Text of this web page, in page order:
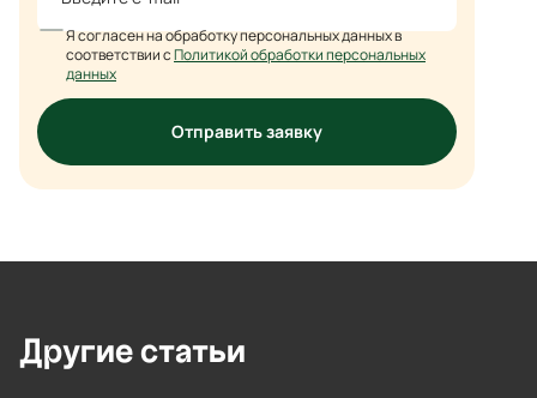
Я согласен на обработку персональных данных в
соответствии сПолитикой обработки персональных
данных
Отправить заявку
Другие статьи